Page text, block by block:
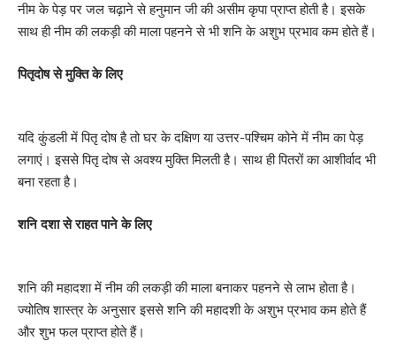
नीम के पेड़ पर जल चढ़ाने से हनुमान जी की असीम कृपा प्राप्त होती है। इसके
साथ ही नीम की लकड़ी की माला पहनने से भी शनि के अशुभ प्रभाव कम होते हैं।
पितृदोष से मुक्ति के लिए
यदि कुंडली में पितृ दोष है तो घर के दक्षिण या उत्तर-पश्चिम कोने में नीम का पेड़
लगाएं। इससे पितृ दोष से अवश्य मुक्ति मिलती है। साथ ही पितरों का आशीर्वाद भी
बना रहता है।
शनि दशा से राहत पाने के लिए
शनि की महादशा में नीम की लकड़ी की माला बनाकर पहनने से लाभ होता है।
ज्योतिष शास्त्र के अनुसार इससे शनि की महादशी के अशुभ प्रभाव कम होते हैं
और शुभ फल प्राप्त होते हैं।